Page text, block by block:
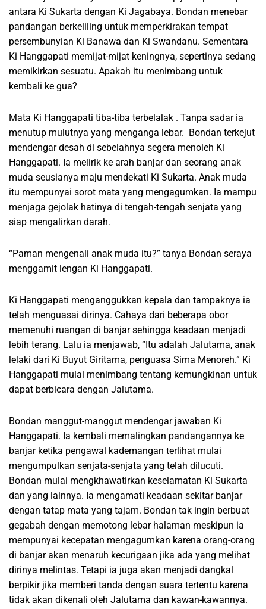
antara Ki Sukarta dengan Ki Jagabaya. Bondan menebar
pandangan berkeliling untuk memperkirakan tempat
persembunyian Ki Banawa dan Ki Swandanu. Sementara
Ki Hanggapati memijat-mijat keningnya, sepertinya sedang
memikirkan sesuatu. Apakah itu menimbang untuk
kembali ke gua?
Mata Ki Hanggapati tiba-tiba terbelalak . Tanpa sadar ia
menutup mulutnya yang menganga lebar. Bondan terkejut
mendengar desah di sebelahnya segera menoleh Ki
Hanggapati. Ia melirik ke arah banjar dan seorang anak
muda seusianya maju mendekati Ki Sukarta. Anak muda
itu mempunyai sorot mata yang mengagumkan. Ia mampu
menjaga gejolak hatinya di tengah-tengah senjata yang
siap mengalirkan darah.
“Paman mengenali anak muda itu?” tanya Bondan seraya
menggamit lengan Ki Hanggapati.
Ki Hanggapati menganggukkan kepala dan tampaknya ia
telah menguasai dirinya. Cahaya dari beberapa obor
memenuhi ruangan di banjar sehingga keadaan menjadi
lebih terang. Lalu ia menjawab, “Itu adalah Jalutama, anak
lelaki dari Ki Buyut Giritama, penguasa Sima Menoreh.” Ki
Hanggapati mulai menimbang tentang kemungkinan untuk
dapat berbicara dengan Jalutama.
Bondan manggut-manggut mendengar jawaban Ki
Hanggapati. Ia kembali memalingkan pandangannya ke
banjar ketika pengawal kademangan terlihat mulai
mengumpulkan senjata-senjata yang telah dilucuti.
Bondan mulai mengkhawatirkan keselamatan Ki Sukarta
dan yang lainnya. Ia mengamati keadaan sekitar banjar
dengan tatap mata yang tajam. Bondan tak ingin berbuat
gegabah dengan memotong lebar halaman meskipun ia
mempunyai kecepatan mengagumkan karena orang-orang
di banjar akan menaruh kecurigaan jika ada yang melihat
dirinya melintas. Tetapi ia juga akan menjadi dangkal
berpikir jika memberi tanda dengan suara tertentu karena
tidak akan dikenali oleh Jalutama dan kawan-kawannya.